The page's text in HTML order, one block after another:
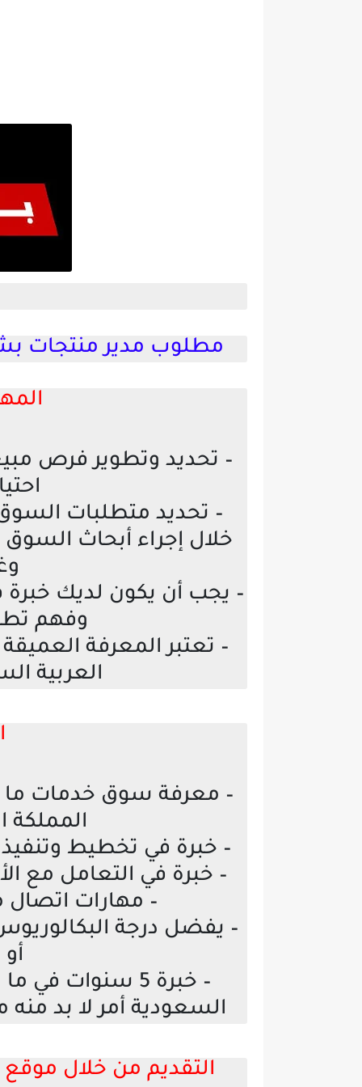
مطلوب مدير منتجات
– تحديد وتطوير فرص
– تحديد متطلبات السوق
خلال إجراء أبحاث
– يجب أن يكون لديك
وفهم
– تعتبر المعرفة
العربية
– معرفة سوق خدمات ما
المملكة
– خبرة في تخطيط
– خبرة في التعامل مع
– مهارات اتصال
– يفضل درجة
– خبرة 5 سنوات
السعودية أمر لا بد منه